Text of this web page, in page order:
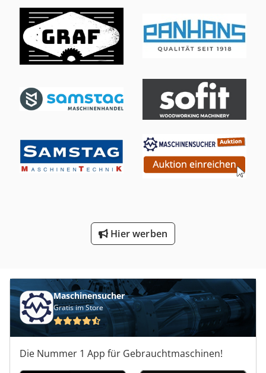
Hier werben
Maschinensucher
Gratis im Store
Die Nummer 1 App für Gebrauchtmaschinen!